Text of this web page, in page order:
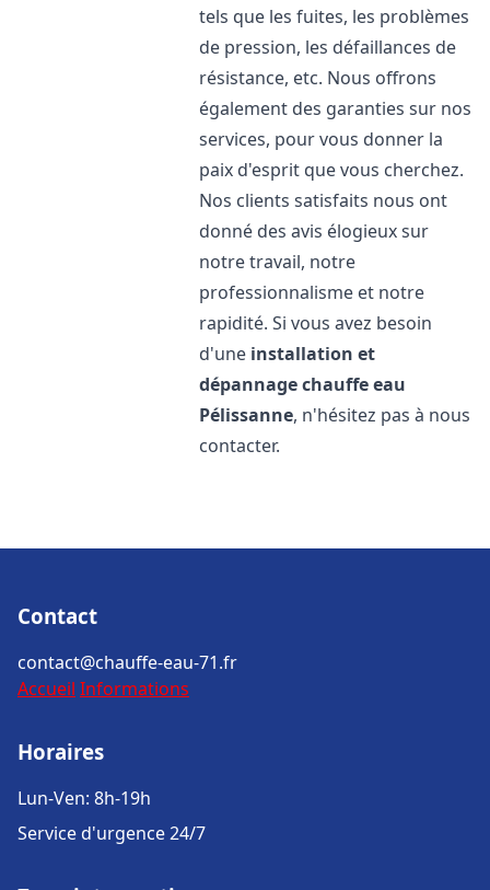
tels que les fuites, les problèmes
de pression, les défaillances de
résistance, etc. Nous offrons
également des garanties sur nos
services, pour vous donner la
paix d'esprit que vous cherchez.
Nos clients satisfaits nous ont
donné des avis élogieux sur
notre travail, notre
professionnalisme et notre
rapidité. Si vous avez besoin
d'une installation et
dépannage chauffe eau
Pélissanne, n'hésitez pas à nous
contacter.
Contact
contact@chauffe-eau-71.fr
Accueil Informations
Horaires
Lun-Ven: 8h-19h
Service d'urgence 24/7